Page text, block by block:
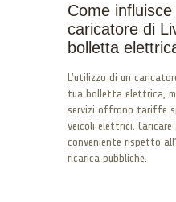
Come influisce
caricatore di
bolletta
L’utilizzo di un
tua bolletta elettrica,
servizi offrono tariffe
veicoli elettrici. Caricare
conveniente rispetto
ricarica pubbliche.